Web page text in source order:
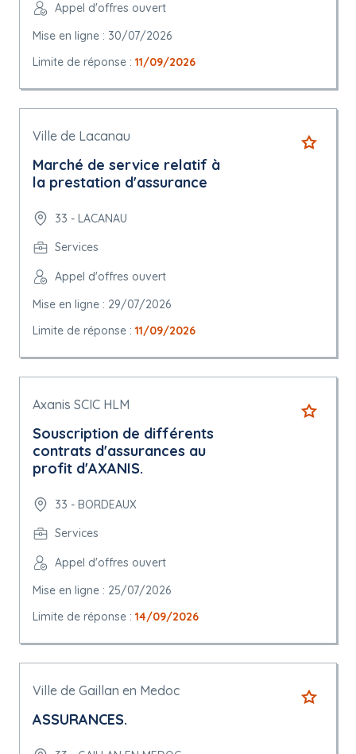
Appel d'offres ouvert
Mise en ligne : 30/07/2026
Limite de réponse : 11/09/2026
Ville de Lacanau
Marché de service relatif à
la prestation d'assurance
33 - LACANAU
Services
Appel d'offres ouvert
Mise en ligne : 29/07/2026
Limite de réponse : 11/09/2026
Axanis SCIC HLM
Souscription de différents
contrats d'assurances au
profit d'AXANIS.
33 - BORDEAUX
Services
Appel d'offres ouvert
Mise en ligne : 25/07/2026
Limite de réponse : 14/09/2026
Ville de Gaillan en Medoc
ASSURANCES.